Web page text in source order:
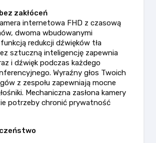
zakłóceń
internetowa FHD z czasową
dwoma wbudowanymi
redukcji dźwięków tła
sztuczną inteligencję zapewnia
i dźwięk podczas każdego
Wyraźny głos Twoich
z zespołu zapewniają mocne
Mechaniczna zasłona kamery
potrzeby chronić prywatność